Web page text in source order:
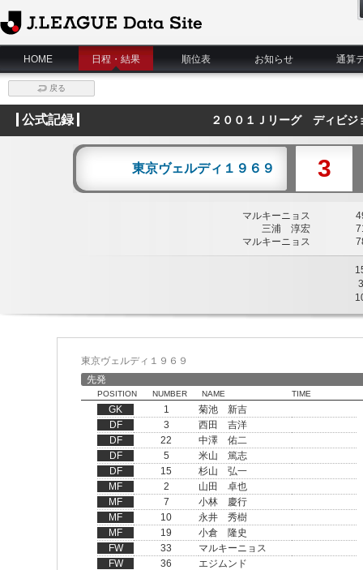
J.League Data Site
HOME
日程・結果 順位表 お知らせ 通算
戻る
公式記録 ２００１Ｊリーグ ディビ
東京ヴェルディ１９６９ 3
マルキーニョス
三浦 淳宏
マルキーニョス
3
東京ヴェルディ１９６９
先発
POSITION NUMBER NAME TIME
GK 1
菊池 新吉
DF
3
西田 吉洋
DF
22
中澤 佑二
DF
5
米山 篤志
DF
15
杉山 弘一
MF
2
山田 卓也
MF
7
小林 慶行
MF
10
永井 秀樹
MF
19
小倉 隆史
FW
33
マルキーニョス
FW
36
エジムンド